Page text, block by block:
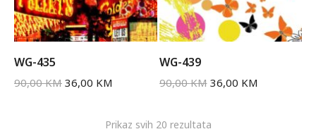
WG-435
90,00KM 36,00 KM
WG-439
90,00KM 36,00 KM
Prikaz svih 20 rezultata